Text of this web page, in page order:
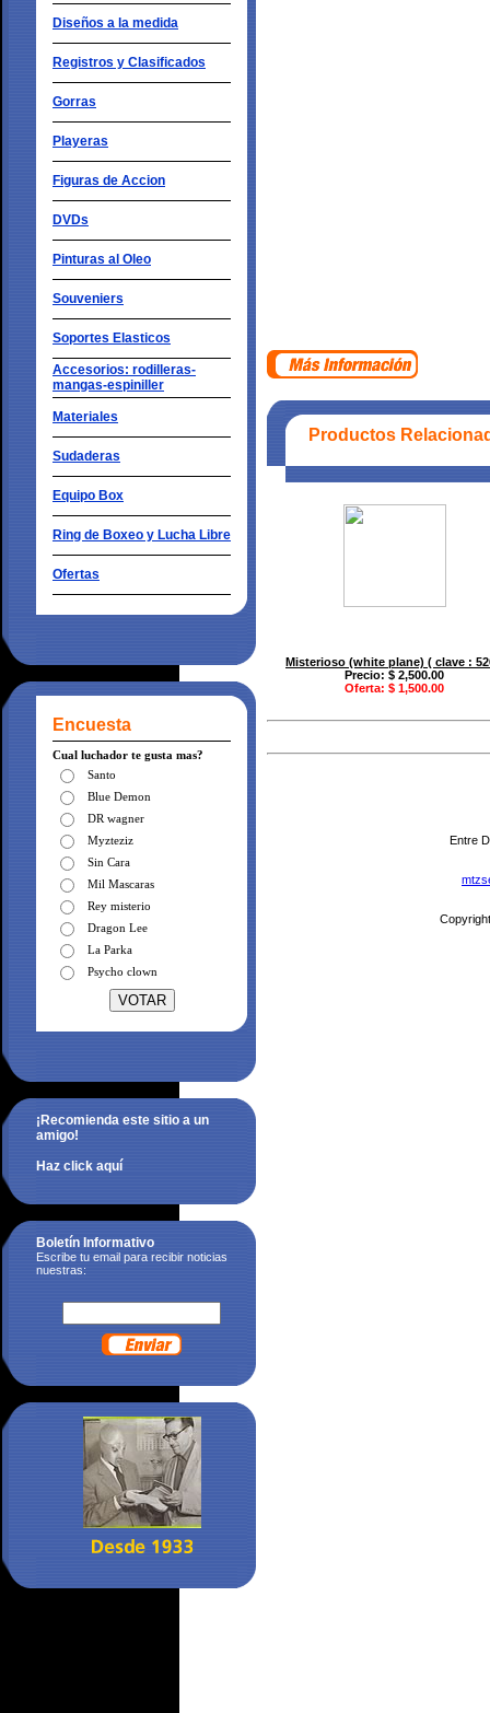
Diseños a la medida
Registros y Clasificados
Gorras
Playeras
Figuras de Accion
DVDs
Pinturas al Oleo
Souveniers
Soportes Elasticos
Accesorios: rodilleras-
mangas-espiniller
Materiales
Sudaderas
Equipo Box
Ring de Boxeo y Lucha Libre
Ofertas
Encuesta
Cual luchador te gusta mas?
Santo
Blue Demon
DR wagner
Myzteziz
Sin Cara
Mil Mascaras
Rey misterio
Dragon Lee
La Parka
Psycho clown
¡Recomienda este sitio a un
amigo!
Haz click aquí
Boletín Informativo
Escribe tu email para recibir noticias
nuestras:
Productos
Misterioso (white plane) ( clave :
Precio: $ 2,500.00
Oferta: $ 1,500.00
Entre